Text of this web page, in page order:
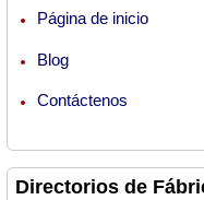
Página de inicio
Blog
Contáctenos
Directorios de